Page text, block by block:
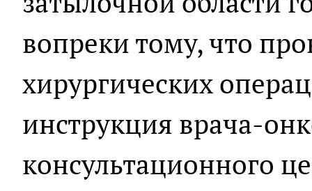
вопреки тому, что
хирургических
инструкция врача-
консультационного